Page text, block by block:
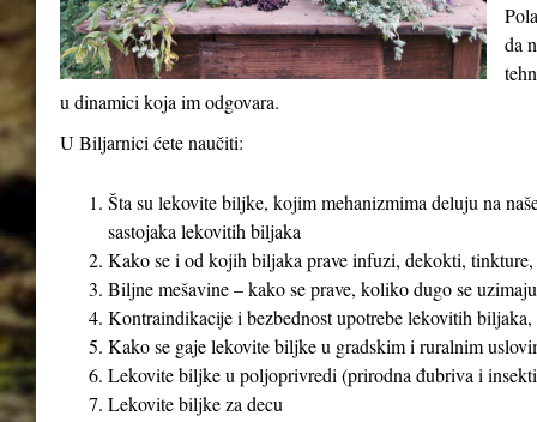
da
u dinamici koja im odgovara.
U Biljarnici ćete naučiti:
Šta su lekovite biljke, kojim mehanizmima deluju na
sastojaka lekovitih biljaka
Kako se i od kojih biljaka prave infuzi, dekokti,
Biljne mešavine – kako se prave, koliko dugo se uzimaju
Kontraindikacije i bezbednost upotrebe lekovitih
Kako se gaje lekovite biljke u gradskim i ruralnim
Lekovite biljke u poljoprivredi (prirodna đubriva i
Lekovite biljke za decu